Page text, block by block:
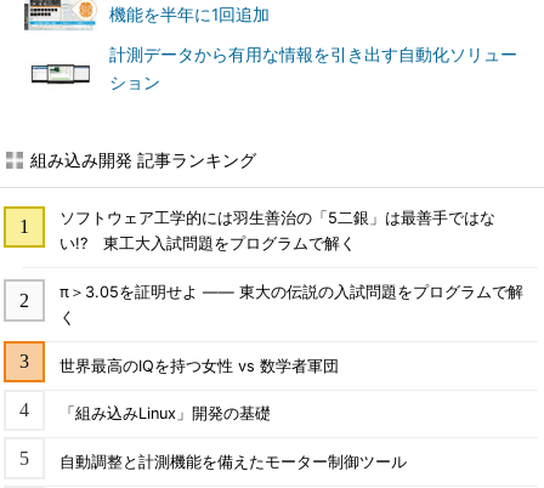
機能を半年に1回追加
計測データから有用な情報を引き出す自動化ソリュー
ション
組み込み開発 記事ランキング
ソフトウェア工学的には羽生善治の「5二銀」は最善手ではな
い!? 東工大入試問題をプログラムで解く
π＞3.05を証明せよ ―― 東大の伝説の入試問題をプログラムで解
く
世界最高のIQを持つ女性 vs 数学者軍団
「組み込みLinux」開発の基礎
自動調整と計測機能を備えたモーター制御ツール